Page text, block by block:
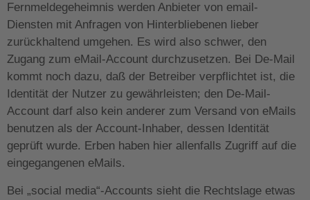
Fernmeldegeheimnis werden Anbieter von email-
Diensten mit Anfragen von Hinterbliebenen lieber
zurückhaltend umgehen. Es wird also schwer, den
Zugang zum eMail-Account durchzusetzen. Bei De-Mail
kommt noch dazu, daß der Betreiber verpflichtet ist, die
Identität der Nutzer zu gewährleisten; den De-Mail-
Account darf also kein anderer zum Versand von eMails
benutzen als der Account-Inhaber, dessen Identität
geprüft wurde. Erben haben hier allenfalls Zugriff auf die
eingegangenen eMails.
Bei „social media“-Accounts sieht die Rechtslage etwas